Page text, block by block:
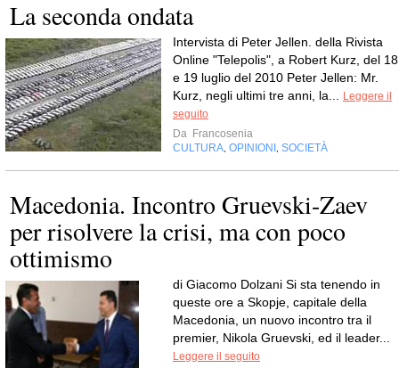
La seconda ondata
Intervista di Peter Jellen. della Rivista
Online "Telepolis", a Robert Kurz, del 18
e 19 luglio del 2010 Peter Jellen: Mr.
Kurz, negli ultimi tre anni, la...
Leggere il
seguito
Da Francosenia
CULTURA OPINIONI SOCIETÀ
Macedonia. Incontro Gruevski-Zaev
per risolvere la crisi, ma con poco
ottimismo
di Giacomo Dolzani Si sta tenendo in
queste ore a Skopje, capitale della
Macedonia, un nuovo incontro tra il
premier, Nikola Gruevski, ed il leader...
Leggere il seguito